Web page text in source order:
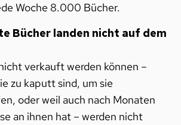
Woche 8.000 Bücher.
Bücher landen nicht auf dem
verkauft werden können –
zu kaputt sind, um sie
oder weil auch nach Monaten
an ihnen hat – werden nicht